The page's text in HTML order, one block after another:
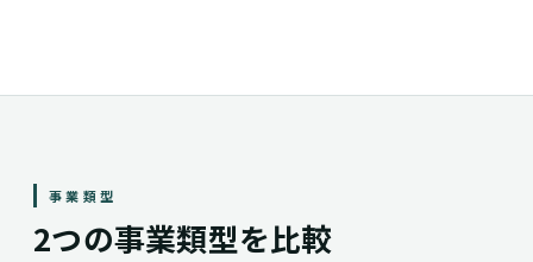
事業類型
2つの事業類型を比較